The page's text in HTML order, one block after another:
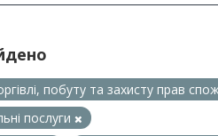
побуту та захисту прав
послуги